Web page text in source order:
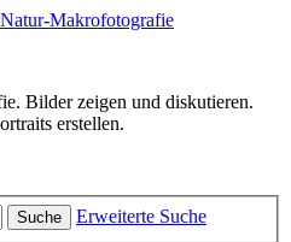
Bilder zeigen und diskutieren.
erstellen.
Suche Erweiterte Suche